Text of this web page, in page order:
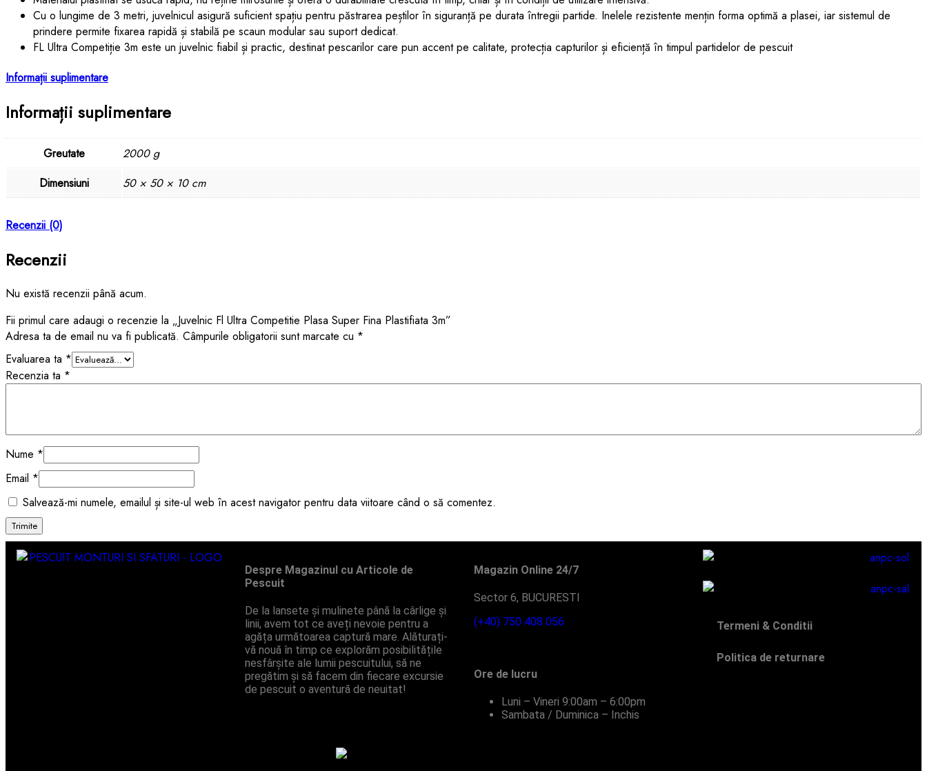
Cu o lungime de 3 metri, juvelnicul asigură suficient spațiu pentru păstrarea peștilor în siguranță pe durata întregii partide. Inelele rezistente mențin forma optimă a plasei, iar sistemul de
prindere permite fixarea rapidă și stabilă pe scaun modular sau suport dedicat.
FL Ultra Competiție 3m este un juvelnic fiabil și practic, destinat pescarilor care pun accent pe calitate, protecția capturilor și eficiență în timpul partidelor de pescuit
Informații suplimentare
Informații suplimentare
Greutate
2000 g
Dimensiuni
50 × 50 × 10 cm
Recenzii (0)
Recenzii
Nu există recenzii până acum.
Fii primul care adaugi o recenzie la „Juvelnic Fl Ultra Competitie Plasa Super Fina Plastifiata 3m”
Adresa ta de email nu va fi publicată. Câmpurile obligatorii sunt marcate cu *
Evaluarea ta *
Recenzia ta *
Nume *
Email *
Salvează-mi numele, emailul și site-ul web în acest navigator pentru data viitoare când o să comentez.
Despre Magazinul cu Articole de
Pescuit
De la lansete și mulinete până la cârlige și
linii, avem tot ce aveți nevoie pentru a
agăța următoarea captură mare. Alăturați-
vă nouă în timp ce explorăm posibilitățile
nesfârșite ale lumii pescuitului, să ne
pregătim și să facem din fiecare excursie
de pescuit o aventură de neuitat!
Magazin Online 24/7
Sector 6, BUCURESTI
(+40) 750 408 056
Ore de lucru
Luni – Vineri 9:00am – 6:00pm
Sambata / Duminica – Inchis
Termeni & Conditii
Politica de returnare